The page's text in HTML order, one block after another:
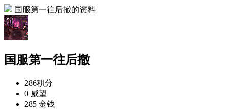
国服第一往后撤的资料
国服第一往后撤
286积分
0 威望
285 金钱